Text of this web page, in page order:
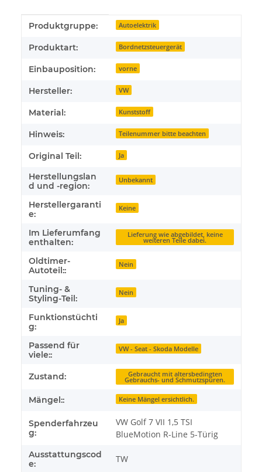
Produkteigenschaft
Wert
Produktgruppe: Autoelektrik
Produktart: Bordnetzsteuergerät
Einbauposition: vorne
Hersteller: VW
Material: Kunststoff
Hinweis: Teilenummer bitte beachten
Original Teil: Ja
Herstellungslan
d und -region:
Unbekannt
Herstellergaranti
e:
Keine
Im Lieferumfang
enthalten:
Lieferung wie abgebildet, keine
weiteren Teile dabei.
Oldtimer-
Autoteil::
Nein
Tuning- &
Styling-Teil:
Nein
Funktionstüchti
g:
Ja
Passend für
viele::
VW - Seat - Skoda Modelle
Zustand: Gebraucht mit altersbedingten
Gebrauchs- und Schmutzspuren.
Mängel:: Keine Mängel ersichtlich.
Spenderfahrzeu
g:
VW Golf 7 VII 1,5 TSI
BlueMotion R-Line 5-Türig
Ausstattungscod
e:
TW